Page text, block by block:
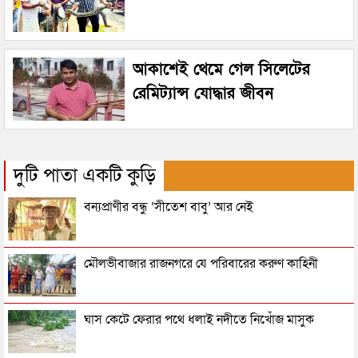
আকাশেই থেমে গেল সিলেটের
রেমিট্যান্স যোদ্ধার জীবন
দুটি পাতা একটি কুড়ি
বন্যপ্রাণীর বন্ধু ‘সীতেশ বাবু’ আর নেই
মৌলভীবাজার রাজনগরে যে পরিবারের করুণ কাহিনী
ঘাস কেটে ফেরার পথে ধলাই নদীতে নিখোঁজ মাসুক